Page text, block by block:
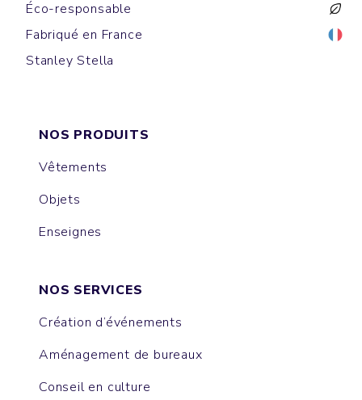
Éco-responsable
Fabriqué en France
Stanley Stella
Sneakers
HOUSE
NOS PRODUITS
Vêtements
Objets
Enseignes
NOS SERVICES
Création d’événements
Aménagement de bureaux
Conseil en culture